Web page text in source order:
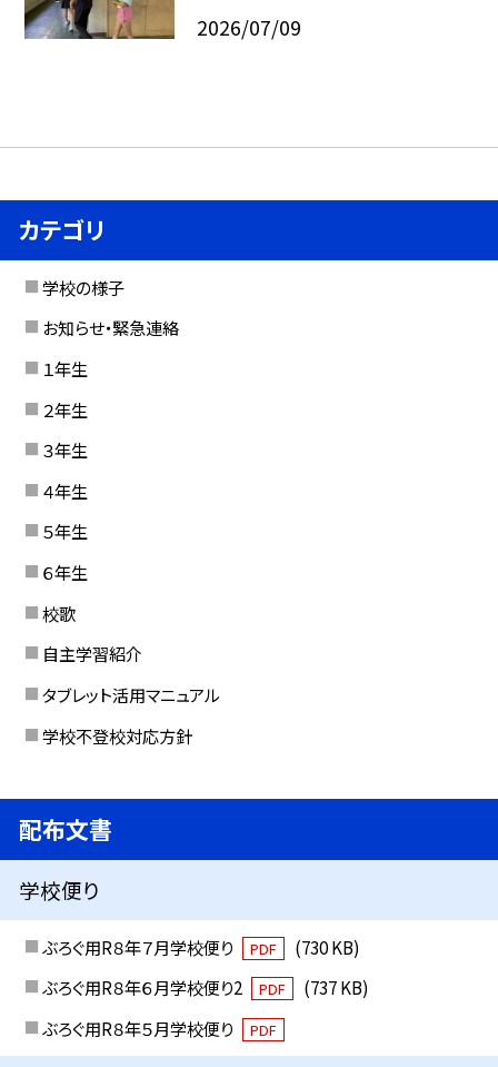
2026/07/09
カテゴリ
学校の様子
お知らせ・緊急連絡
１年生
２年生
３年生
４年生
５年生
６年生
校歌
自主学習紹介
タブレット活用マニュアル
学校不登校対応方針
配布文書
学校便り
ぶろぐ用R８年７月学校便り PDF
(730 KB)
ぶろぐ用R８年６月学校便り2
PDF
(737 KB)
ぶろぐ用R８年５月学校便り
PDF